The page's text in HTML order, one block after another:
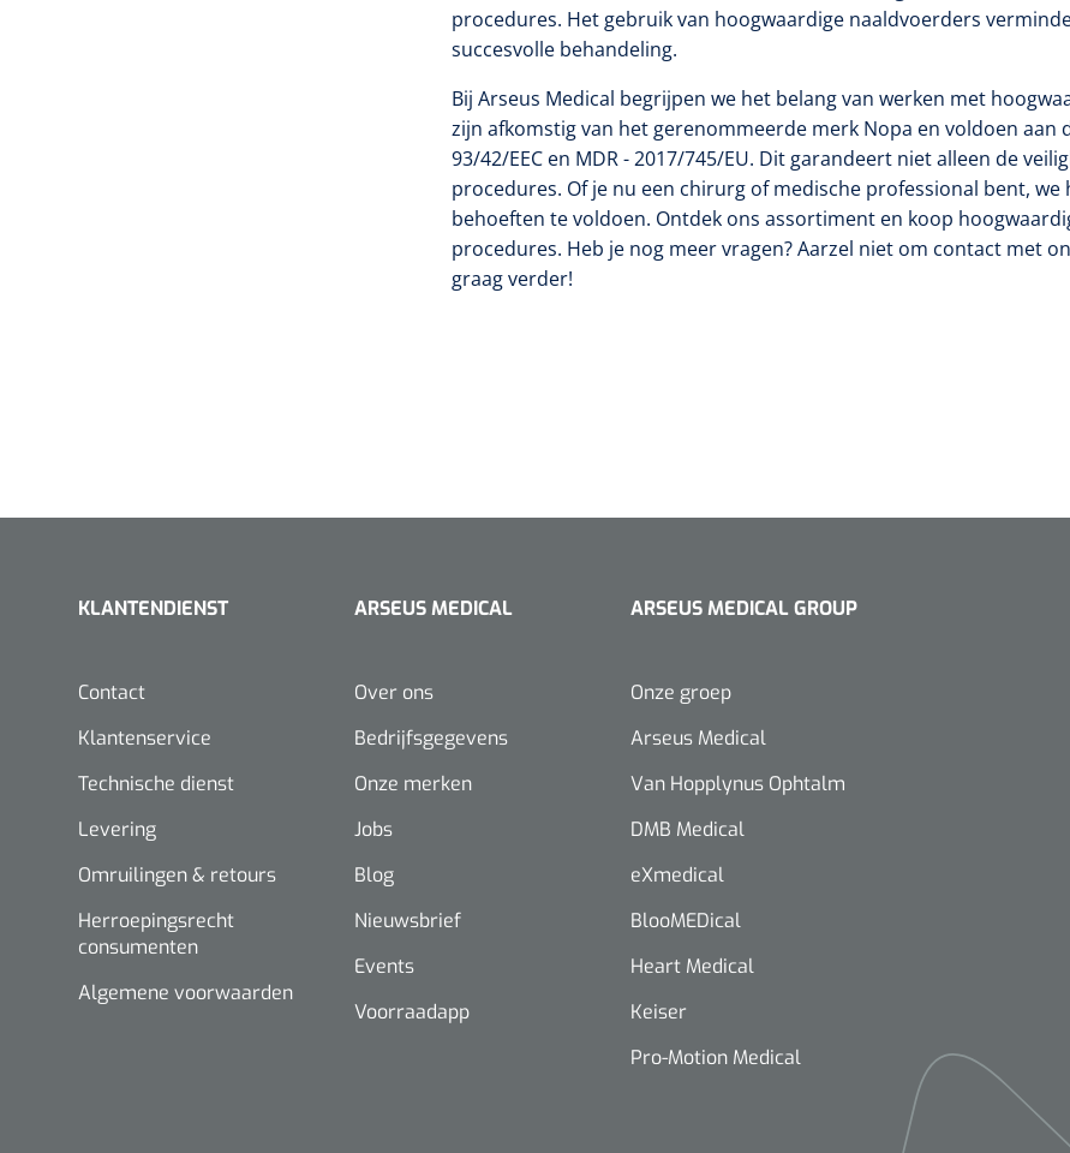
procedures. Het gebruik van hoogwaardige naaldvoerders
succesvolle behandeling.
Bij Arseus Medical begrijpen we het belang van werken met
zijn afkomstig van het gerenommeerde merk Nopa en voldoen aan
93/42/EEC en MDR - 2017/745/EU. Dit garandeert niet alleen de
procedures. Of je nu een chirurg of medische professional bent,
behoeften te voldoen. Ontdek ons assortiment en koop
procedures. Heb je nog meer vragen? Aarzel niet om contact met
graag verder!
KLANTENDIENST
Contact
Klantenservice
Technische dienst
Levering
Omruilingen & retours
Herroepingsrecht
consumenten
Algemene voorwaarden
ARSEUS MEDICAL
Over ons
Bedrijfsgegevens
Onze merken
Jobs
Blog
Nieuwsbrief
Events
Voorraadapp
ARSEUS MEDICAL GROUP
Onze groep
Arseus Medical
Van Hopplynus Ophtalm
DMB Medical
eXmedical
BlooMEDical
Heart Medical
Keiser
Pro-Motion Medical